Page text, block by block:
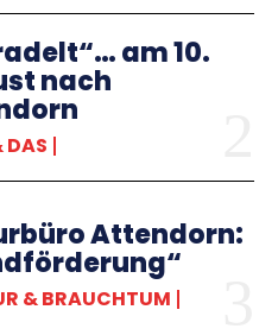
am 10.
nach
DAS
Attendorn:
& BRAUCHTUM